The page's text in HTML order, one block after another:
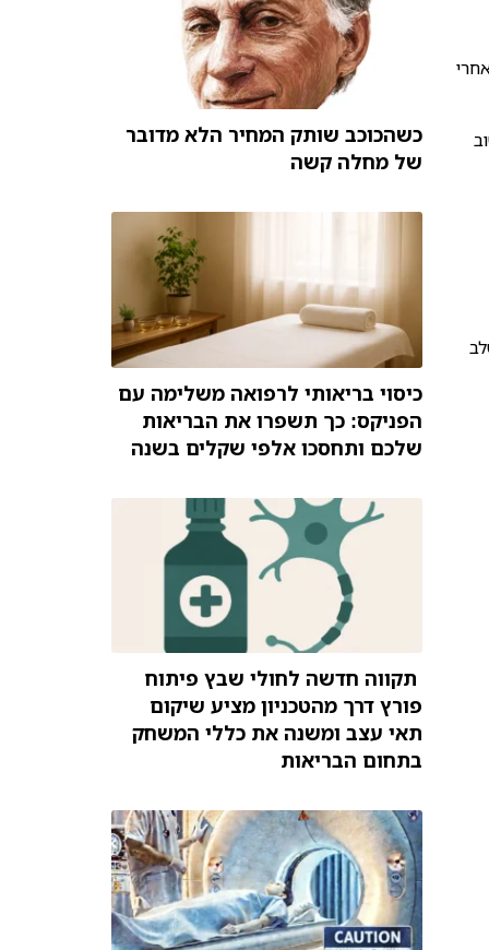
כשהכוכב שותק המחיר הלא מדובר
של מחלה קשה
כיסוי בריאותי לרפואה משלימה עם
הפניקס: כך תשפרו את הבריאות
שלכם ותחסכו אלפי שקלים בשנה
תקווה חדשה לחולי שבץ פיתוח
פורץ דרך מהטכניון מציע שיקום
תאי עצב ומשנה את כללי המשחק
בתחום הבריאות